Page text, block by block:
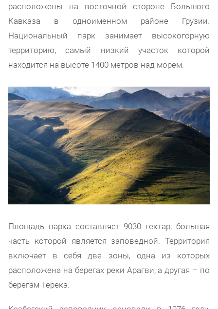
расположены на восточной стороне Большого
Кавказа в одноименном районе Грузии.
Национальный парк занимает высокогорную
территорию, самый низкий участок которой
находится на высоте 1400 метров над морем.
Площадь парка составляет 9030 гектар, большая
часть которой является заповедной. Территория
включает в себя две зоны, одна из которых
расположена на берегах реки Арагви, а другая – по
берегам Терека.